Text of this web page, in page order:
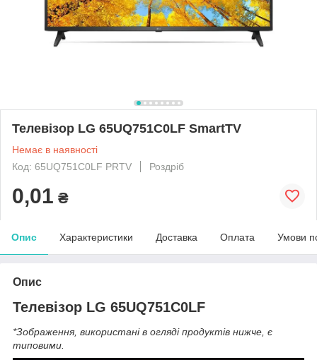
Телевізор LG 65UQ751C0LF SmartTV
Немає в наявності
Код: 65UQ751C0LF PRTV
Роздріб
0,01 ₴
Опис Характеристики Доставка Оплата Умови
Опис
Телевізор LG 65UQ751C0LF
*Зображення, використані в огляді продуктів нижче, є
типовими.